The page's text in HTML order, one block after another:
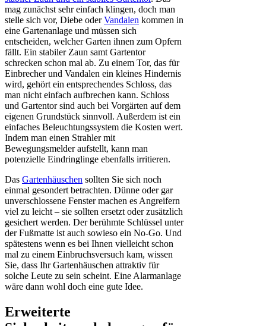
mag zunächst sehr einfach klingen, doch man
stelle sich vor, Diebe oderVandalen kommen in
eine Gartenanlage und müssen sich
entscheiden, welcher Garten ihnen zum Opfern
fällt. Ein stabiler Zaun samt Gartentor
schrecken schon mal ab. Zu einem Tor, das für
Einbrecher und Vandalen ein kleines Hindernis
wird, gehört ein entsprechendes Schloss, das
man nicht einfach aufbrechen kann. Schloss
und Gartentor sind auch bei Vorgärten auf dem
eigenen Grundstück sinnvoll. Außerdem ist ein
einfaches Beleuchtungssystem die Kosten wert.
Indem man einen Strahler mit
Bewegungsmelder aufstellt, kann man
potenzielle Eindringlinge ebenfalls irritieren.
Das Gartenhäuschen sollten Sie sich noch
einmal gesondert betrachten. Dünne oder gar
unverschlossene Fenster machen es Angreifern
viel zu leicht – sie sollten ersetzt oder zusätzlich
gesichert werden. Der berühmte Schlüssel unter
der Fußmatte ist auch sowieso ein No-Go. Und
spätestens wenn es bei Ihnen vielleicht schon
mal zu einem Einbruchsversuch kam, wissen
Sie, dass Ihr Gartenhäuschen attraktiv für
solche Leute zu sein scheint. Eine Alarmanlage
wäre dann wohl doch eine gute Idee.
Erweiterte